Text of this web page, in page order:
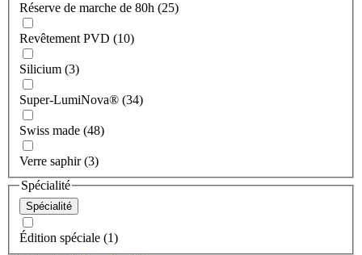
Réserve de marche de 80h (25)
Revêtement PVD (10)
Silicium (3)
Super-LumiNova® (34)
Swiss made (48)
Verre saphir (3)
Spécialité
Spécialité
Édition spéciale (1)